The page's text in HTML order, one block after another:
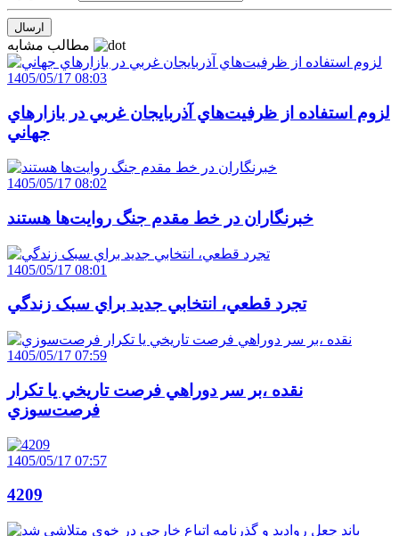
1405/05/17 08:03
لزوم استفاده از ظرفيت‌هاي آذربايجان غربي در بازارهاي
جهاني
1405/05/17 08:02
خبرنگاران در خط مقدم جنگ روايت‌ها هستند
1405/05/17 08:01
تجرد قطعي، انتخابي جديد براي سبک زندگي
1405/05/17 07:59
نقده ،بر سر دوراهي فرصت تاريخي يا تکرار
فرصت‌سوزي
1405/05/17 07:57
4209